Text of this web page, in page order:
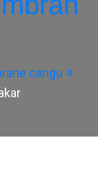
cangu